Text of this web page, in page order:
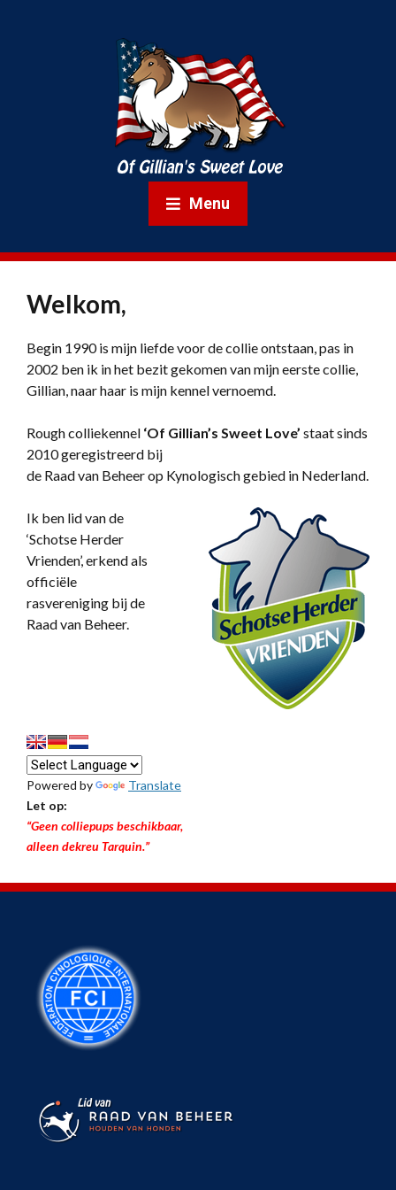
Menu
Welkom,
Begin 1990 is mijn liefde voor de collie ontstaan, pas in
2002 ben ik in het bezit gekomen van mijn eerste collie,
Gillian, naar haar is mijn kennel vernoemd.
Rough colliekennel ‘Of Gillian’s Sweet Love’ staat sinds
2010 geregistreerd bij
de Raad van Beheer op Kynologisch gebied in Nederland.
Ik ben lid van de
‘Schotse Herder
Vrienden’, erkend als
officiële
rasvereniging bij de
Raad van Beheer.
Powered by
Translate
Let op:
“Geen colliepups beschikbaar,
alleen dekreu Tarquin.”